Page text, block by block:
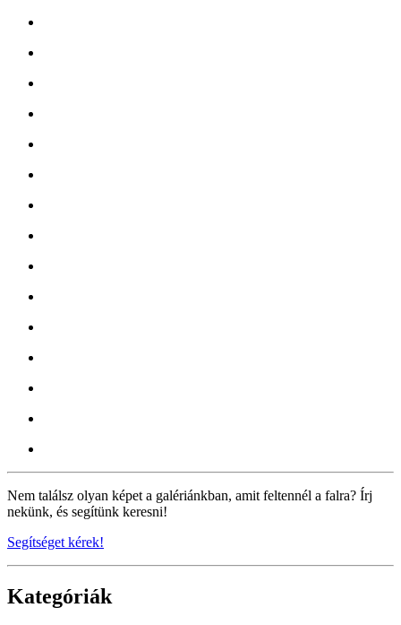
Nem találsz olyan képet a galériánkban, amit feltennél a falra? Írj
nekünk, és segítünk keresni!
Segítséget kérek!
Kategóriák